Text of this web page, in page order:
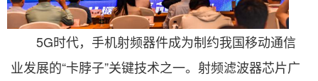
5G时代，手机射频器件成为制约我国移动通信
业发展的“卡脖子”关键技术之一。射频滤波器芯片广